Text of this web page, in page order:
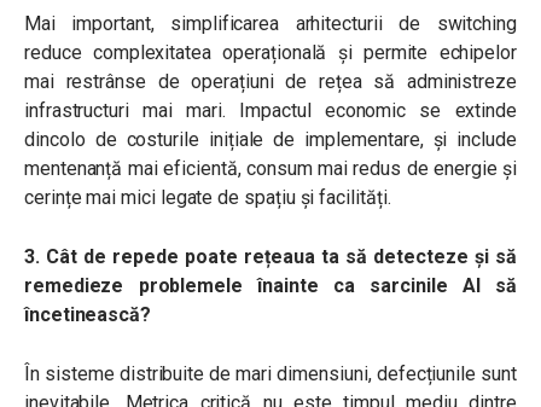
Mai important, simplificarea arhitecturii de switching
reduce complexitatea operațională și permite echipelor
mai restrânse de operațiuni de rețea să administreze
infrastructuri mai mari. Impactul economic se extinde
dincolo de costurile inițiale de implementare, și include
mentenanță mai eficientă, consum mai redus de energie și
cerințe mai mici legate de spațiu și facilități.
3. Cât de repede poate rețeaua ta să detecteze și să
remedieze problemele înainte ca sarcinile AI să
încetinească?
În sisteme distribuite de mari dimensiuni, defecțiunile sunt